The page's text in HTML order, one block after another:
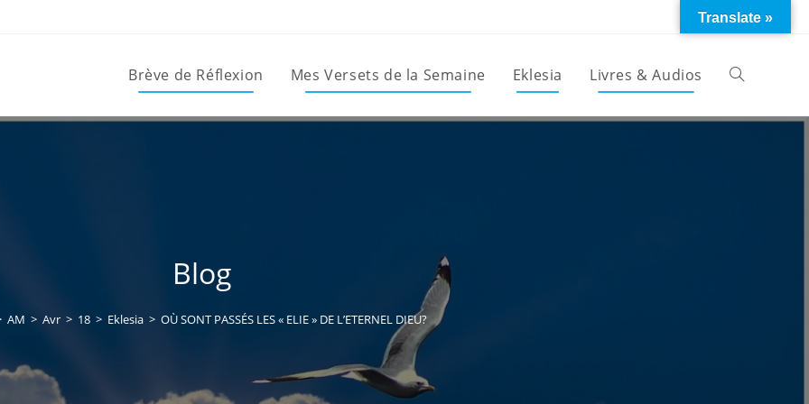
Brève de Réflexion Mes Versets de la Semaine Eklesia Livres & Audios Toggle
Blog
AM > Avr > 18 > Eklesia > OÙ SONT PASSÉS LES « ELIE » DE L’ETERNEL DIEU?
Translate »